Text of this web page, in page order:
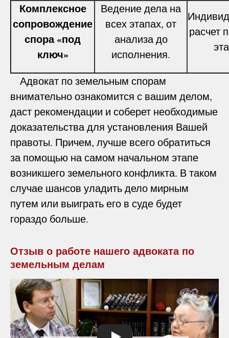
Комплексное
сопровождение
спора «под
ключ»
Ведение дела на
всех этапах, от
анализа до
исполнения.
расчет
Адвокат по земельным спорам
внимательно ознакомится с вашим делом,
даст рекомендации и соберет необходимые
доказательства для установления Вашей
правоты. Причем, лучше всего обратиться
за помощью на самом начальном этапе
возникшего земельного конфликта. В таком
случае шансов уладить дело мирным
путем или выиграть его в суде будет
гораздо больше.
Отзыв о работе нашего адвоката по
земельным делам